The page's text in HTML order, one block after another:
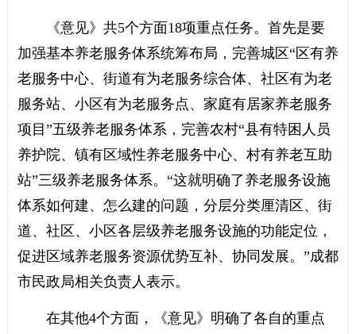
《意见》共5个方面18项重点任务。首先是要
加强基本养老服务体系统筹布局，完善城区“区有养
老服务中心、街道有为老服务综合体、社区有为老
服务站、小区有为老服务点、家庭有居家养老服务
项目”五级养老服务体系，完善农村“县有特困人员
养护院、镇有区域性养老服务中心、村有养老互助
站”三级养老服务体系。“这就明确了养老服务设施
体系如何建、怎么建的问题，分层分类厘清区、街
道、社区、小区各层级养老服务设施的功能定位，
促进区域养老服务资源优势互补、协同发展。”成都
市民政局相关负责人表示。
在其他4个方面，《意见》明确了各自的重点